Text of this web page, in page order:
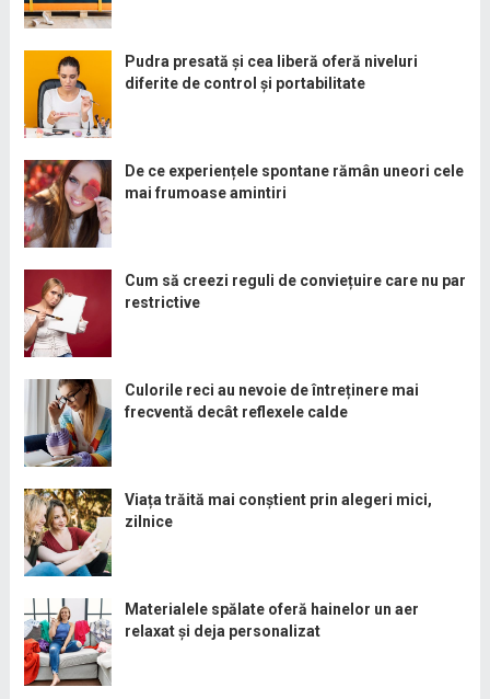
Pudra presată și cea liberă oferă niveluri
diferite de control și portabilitate
De ce experiențele spontane rămân uneori cele
mai frumoase amintiri
Cum să creezi reguli de conviețuire care nu par
restrictive
Culorile reci au nevoie de întreținere mai
frecventă decât reflexele calde
Viața trăită mai conștient prin alegeri mici,
zilnice
Materialele spălate oferă hainelor un aer
relaxat și deja personalizat